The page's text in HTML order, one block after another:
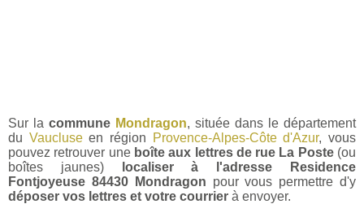
Sur la commune Mondragon, située dans le département
du Vaucluseen région Provence-Alpes-Côte d'Azur, vous
pouvez retrouver une boîte aux lettres de rue La Poste(ou
boîtes jaunes)
localiser à l'adresse Residence
Fontjoyeuse 84430 Mondragon pour vous permettre d'y
déposer vos lettres et votre courrier à envoyer.